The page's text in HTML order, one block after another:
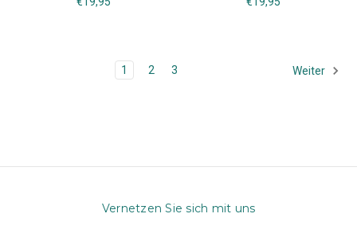
1 2 3 Weiter
Vernetzen Sie sich mit uns